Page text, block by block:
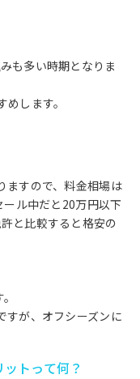
も多い時期となりま
します。
ますので、料金相場は
ル中だと20万円以下
と比較すると格安の
すが、オフシーズンに
トって何？